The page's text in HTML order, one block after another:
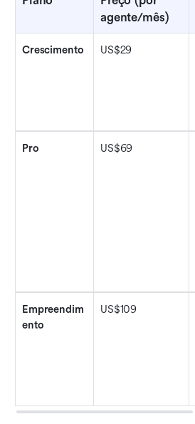
agente/mês)
Crescimento US$29
Pro US$69
Empreendim
ento
US$109